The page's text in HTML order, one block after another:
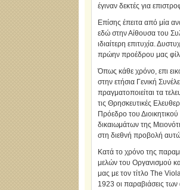
έγιναν δεκτές για
Επίσης έπειτα από μία
εδώ στην Αίθουσα του
ιδιαίτερη επιτυχία.
πρώην προέδρου μας
Όπως κάθε χρόνο, επι
στην ετήσια Γενική
πραγματοποιείται τα
τις Θρησκευτικές
Πρόεδρο του
δικαιωμάτων της
στη διεθνή προβολή
Κατά το χρόνο της
μελών του Οργανισμού
μας με τον τίτλο The
1923 οι παραβιάσεις